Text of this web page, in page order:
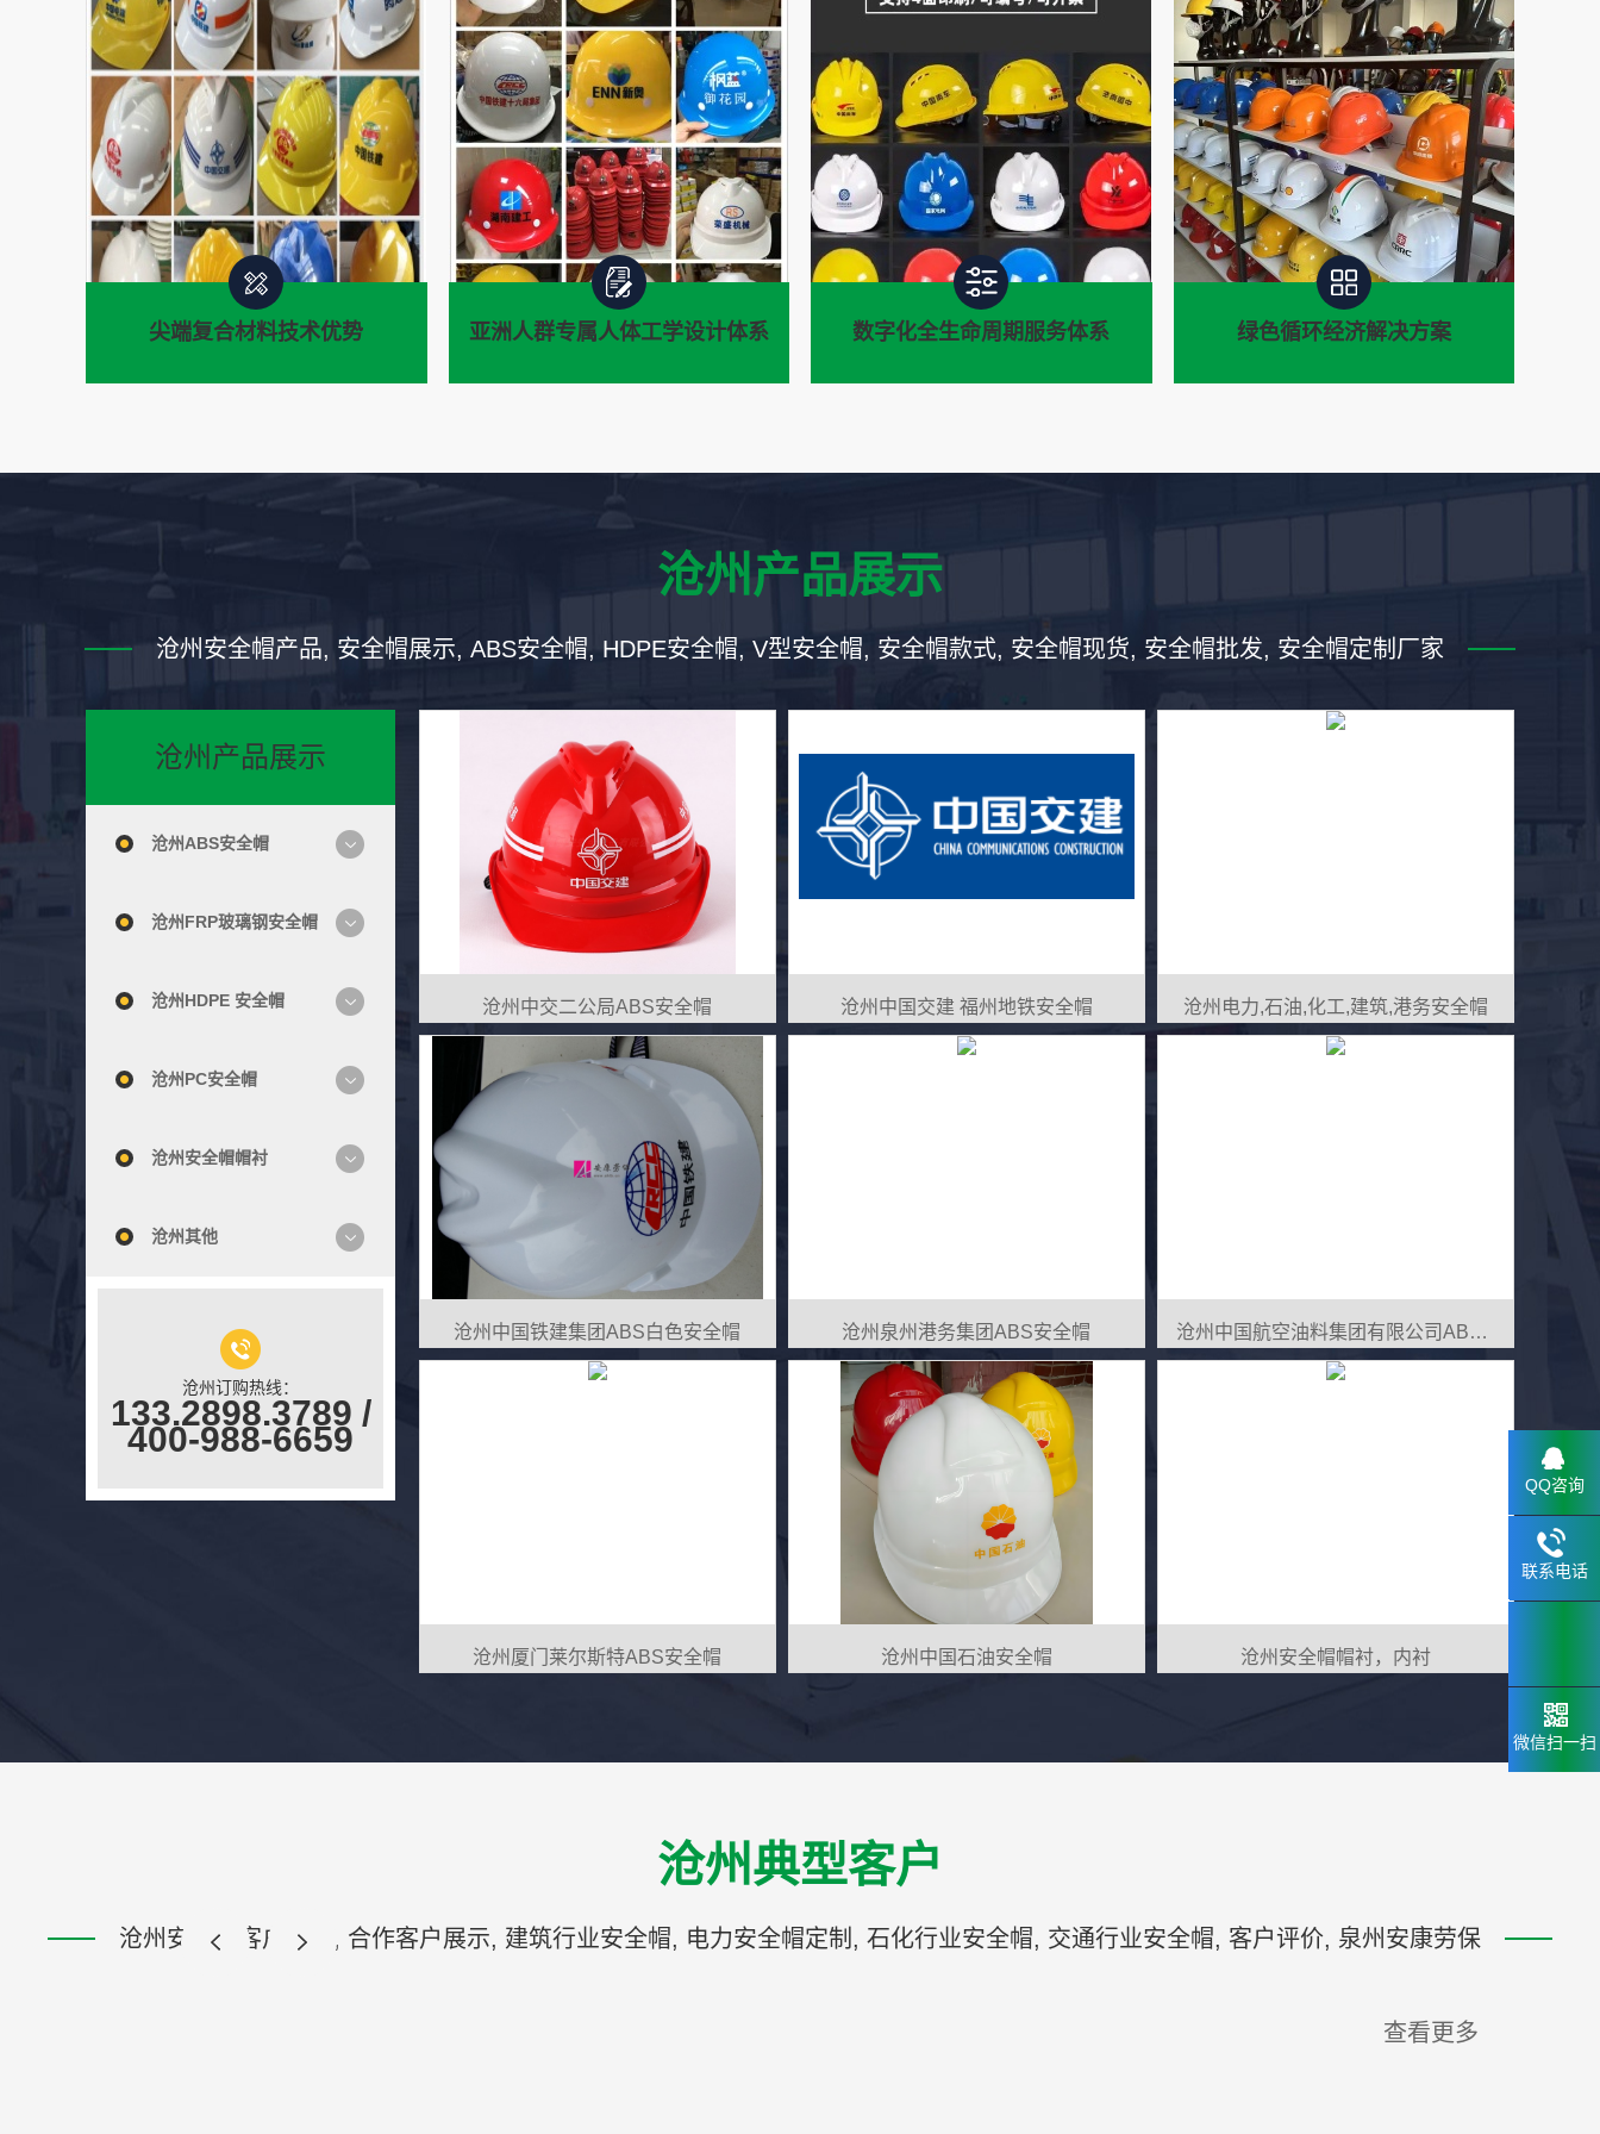
尖端复合材料技术优势
优势
采用纳米级碳纤维增强复合材
大幅降低作业疲劳。
亚洲人群专属人体工学设计体系
亚洲人群专属人体
基于20万例亚洲人头型大数据，
开发动态压力分布算法，采用
3D打印定制内衬，使头部接触
压力降低45%，连续佩戴8小时
舒适度评分达4.8/5.0。
数字化全生命周期服务体系
数字化全生命周期
"48小时极速换新+终身健康档
案"模式，每顶安全帽配备NFC
芯片，扫码即可获取历史使用数
据、检测报告及定制维护方案，
绿色循环经济解决方案
沧州产品展示
沧州安全帽产品, 安全帽展示, ABS安全帽, HDPE安全帽, V型安全帽, 安全帽款式, 安全帽现货, 安全帽批发, 安全帽定制厂家
沧州产品展示
沧州ABS安全帽
沧州FRP玻璃钢安全帽
沧州HDPE 安全帽
沧州PC安全帽
沧州安全帽帽衬
沧州其他
沧州订购热线：
133.2898.3789 /
400-988-6659
沧州中交二公局ABS安全帽 沧州中国交建 福州地铁安全帽 沧州电力,石油,化工,建筑,港务安全帽
沧州中国铁建集团ABS白色安全帽 沧州泉州港务集团ABS安全帽 沧州中国航空油料集团有限公司ABS安全帽
沧州厦门莱尔斯特ABS安全帽 沧州中国石油安全帽 沧州安全帽帽衬，内衬
沧州典型客户
沧州安全帽客户案例, 合作客户展示, 建筑行业安全帽, 电力安全帽定制, 石化行业安全帽, 交通行业安全帽, 客户评价, 泉州安康劳保
查看更多
QQ咨询
联系电话
微信扫一扫